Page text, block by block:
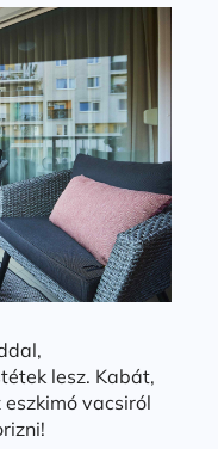
lesz. Kabát,
vacsiról